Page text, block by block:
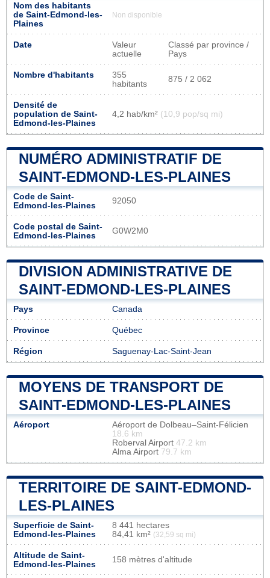
Nom des habitants
de Saint-Edmond-les-
Plaines
Non disponible
Date
Valeur
actuelle
Classé par province /
Pays
Nombre d'habitants
355
habitants
875 / 2 062
Densité de
population de Saint-
Edmond-les-Plaines
4,2 hab/km² (10,9 pop/sq mi)
NUMÉRO ADMINISTRATIF DE
SAINT-EDMOND-LES-PLAINES
Code de Saint-
Edmond-les-Plaines
92050
Code postal de Saint-
Edmond-les-Plaines
G0W2M0
DIVISION ADMINISTRATIVE DE
SAINT-EDMOND-LES-PLAINES
Pays Canada
Province Québec
Région Saguenay-Lac-Saint-Jean
MOYENS DE TRANSPORT DE
SAINT-EDMOND-LES-PLAINES
Aéroport
Aéroport de Dolbeau–Saint-Félicien
18.6 km
Roberval Airport 47.2 km
Alma Airport 79.7 km
TERRITOIRE DE SAINT-EDMOND-
LES-PLAINES
Superficie de Saint-
Edmond-les-Plaines
8 441 hectares
84,41 km² (32,59 sq mi)
Altitude de Saint-
Edmond-les-Plaines
158 mètres d'altitude